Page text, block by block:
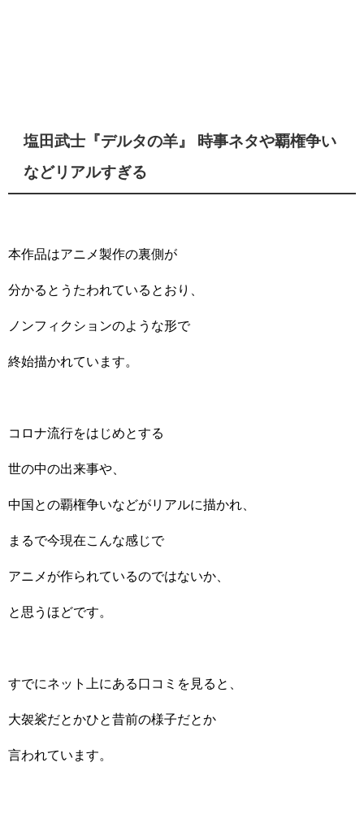
塩田武士『デルタの羊』 時事ネタや覇権争い
などリアルすぎる
本作品はアニメ製作の裏側が
分かるとうたわれているとおり、
ノンフィクションのような形で
終始描かれています。
コロナ流行をはじめとする
世の中の出来事や、
中国との覇権争いなどがリアルに描かれ、
まるで今現在こんな感じで
アニメが作られているのではないか、
と思うほどです。
すでにネット上にある口コミを見ると、
大袈裟だとかひと昔前の様子だとか
言われています。